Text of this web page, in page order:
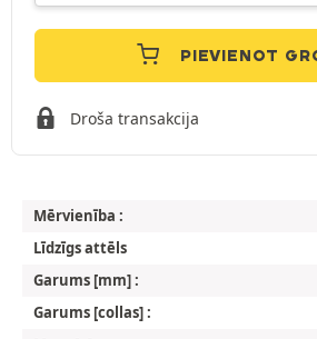
PIEVIENOT
Droša transakcija
Mērvienība :
Līdzīgs attēls
Garums [mm] :
Garums [collas] :